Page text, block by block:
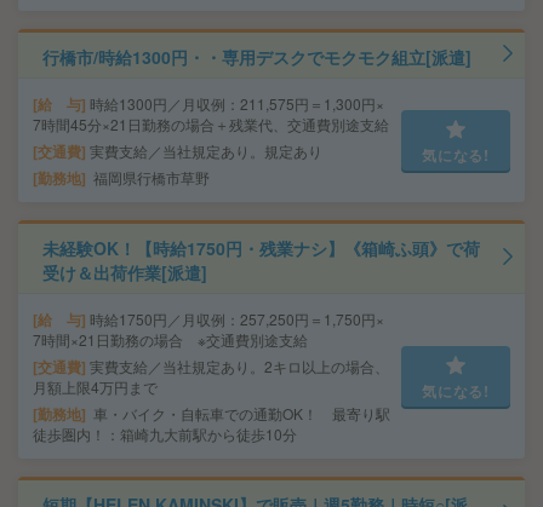
行橋市/時給1300円・・専用デスクでモクモク組立[派遣]
給 与 時給1300円／月収例：211,575円＝1,300円×
7時間45分×21日勤務の場合＋残業代、交通費別途支給
交通費 実費支給／当社規定あり。規定あり
勤務地 福岡県行橋市草野
気になる!
未経験OK！【時給1750円・残業ナシ】《箱崎ふ頭》で荷
受け＆出荷作業[派遣]
給 与 時給1750円／月収例：257,250円＝1,750円×
7時間×21日勤務の場合 ※交通費別途支給
交通費 実費支給／当社規定あり。2キロ以上の場合、
月額上限4万円まで
勤務地 車・バイク・自転車での通勤OK！ 最寄り駅
徒歩圏内！：箱崎九大前駅から徒歩10分
気になる!